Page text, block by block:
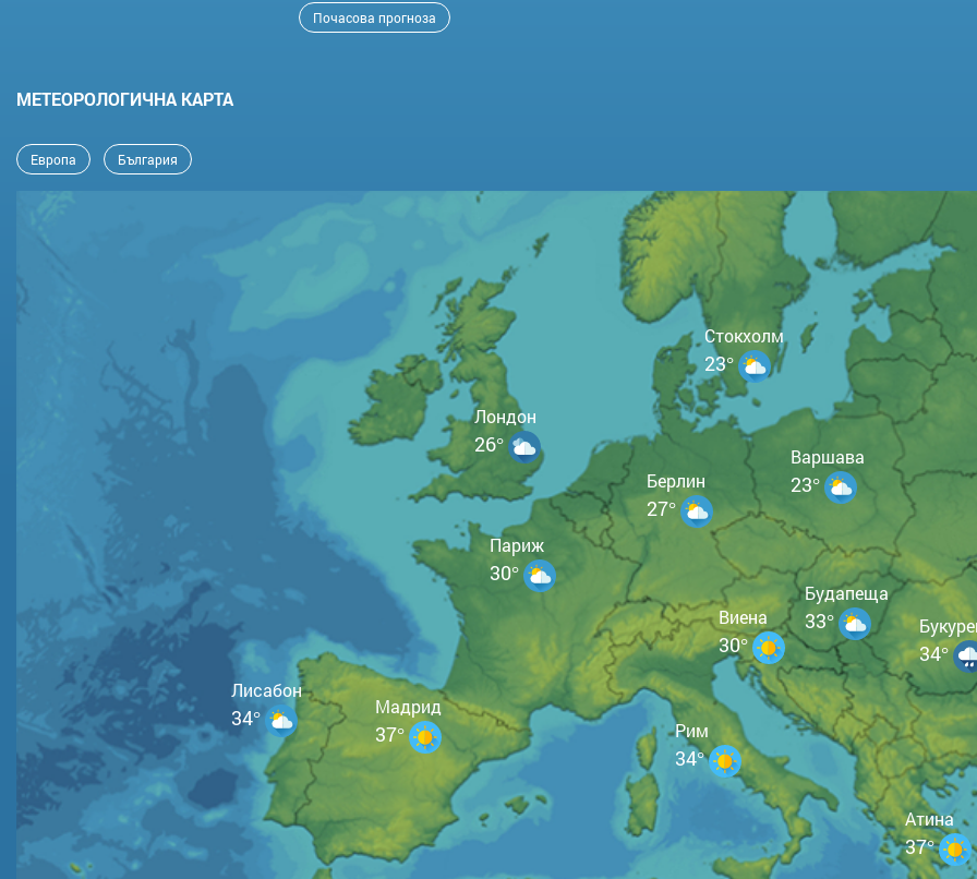
Почасова прогноза
MЕТЕОРОЛОГИЧНА КАРТА
Европа България
Лондон
26°
Берлин
27°
Мадрид
37° Рим
34°
Париж
30°
34°
Будапеща
33°
Виена
30°
Варшава
23°
Стокхолм
23°
Атина
37°
Лисабон
34°